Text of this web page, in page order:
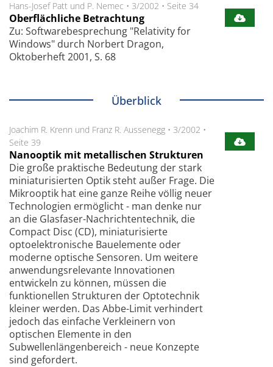
Hans-Josef Patt und P. Nemec • 3/2002 • Seite 34
Oberflächliche Betrachtung
Zu: Softwarebesprechung "Relativity for
Windows" durch Norbert Dragon,
Oktoberheft 2001, S. 68
Überblick
Joachim R. Krenn und Franz R. Aussenegg • 3/2002 •
Seite 39
Nanooptik mit metallischen Strukturen
Die große praktische Bedeutung der stark
miniaturisierten Optik steht außer Frage. Die
Mikrooptik hat eine ganze Reihe völlig neuer
Technologien ermöglicht - man denke nur
an die Glasfaser-Nachrichtentechnik, die
Compact Disc (CD), miniaturisierte
optoelektronische Bauelemente oder
moderne optische Sensoren. Um weitere
anwendungsrelevante Innovationen
entwickeln zu können, müssen die
funktionellen Strukturen der Optotechnik
kleiner werden. Das Abbe-Limit verhindert
jedoch das einfache Verkleinern von
optischen Elemente in den
Subwellenlängenbereich - neue Konzepte
sind gefordert.